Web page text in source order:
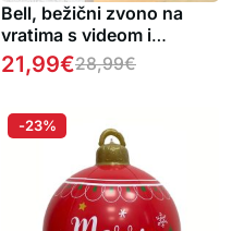
Bell, bežični zvono na
vratima s videom i
dvosmjernim zvukom
21,99€28,99€
-23%